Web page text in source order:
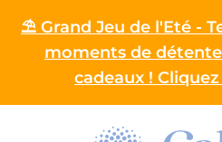
⛱️ Grand Jeu de l'Eté -
moments de
cadeaux !